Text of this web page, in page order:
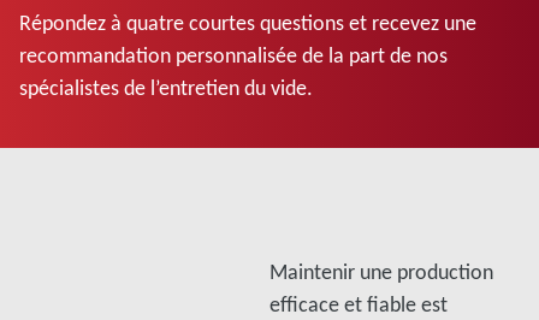
Répondez à quatre courtes questions et recevez une
recommandation personnalisée de la part de nos
spécialistes de l’entretien du vide.
Maintenir une production
efficace et fiable est